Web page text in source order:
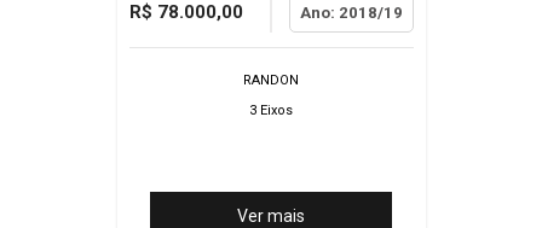
R$ 78.000,00 Ano: 2018/19
RANDON
3 Eixos
Ver mais